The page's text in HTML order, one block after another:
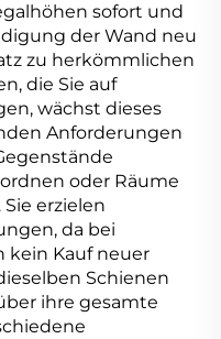
sofort und
der Wand neu
zu herkömmlichen
die Sie auf
wächst dieses
Anforderungen
oder Räume
erzielen
da bei
kein Kauf neuer
Schienen
ihre gesamte